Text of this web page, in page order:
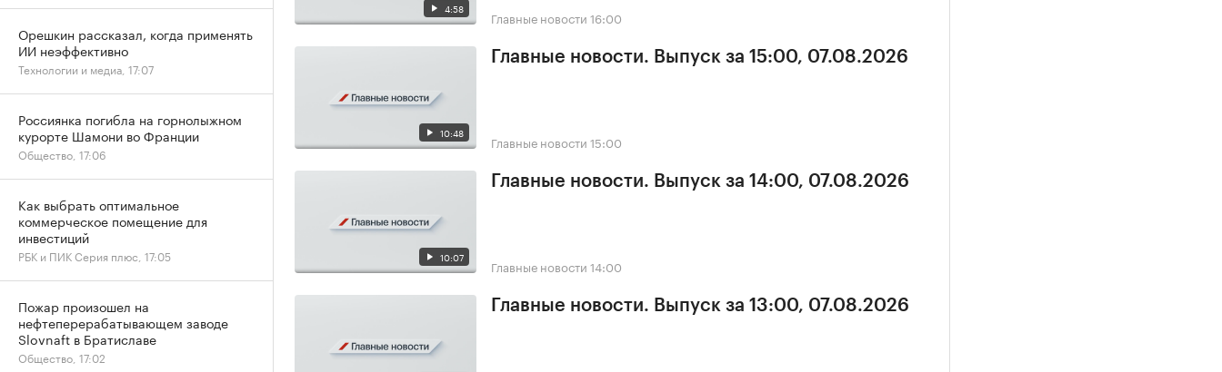
4:58 Главные новости 16:00
10:48
Главные новости. Выпуск за 15:00, 07.08.2026
Главные новости 15:00
10:07
Главные новости. Выпуск за 14:00, 07.08.2026
Главные новости 14:00
Главные новости. Выпуск за 13:00, 07.08.2026
Орешкин рассказал, когда применять
ИИ неэффективно
Технологии и медиа, 17:07
Россиянка погибла на горнолыжном
курорте Шамони во Франции
Общество, 17:06
Как выбрать оптимальное
коммерческое помещение для
инвестиций
РБК и ПИК Серия плюс, 17:05
Пожар произошел на
нефтеперерабатывающем заводе
Slovnaft в Братиславе
Общество, 17:02